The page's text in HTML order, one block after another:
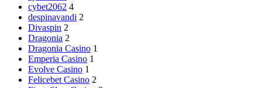
cybet2062 4
despinavandi 2
Divaspin 2
Dragonia 2
Dragonia Casino 1
Emperia Casino 1
Evolve Casino 1
Felicebet Casino 2